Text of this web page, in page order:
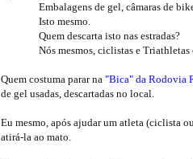
Embalagens de gel, câmaras de
Isto mesmo.
Quem descarta isto nas estradas?
Nós mesmos, ciclistas e Triathletas
Quem costuma parar na "Bica" da Rodovia
de gel usadas, descartadas no local.
Eu mesmo, após ajudar um atleta (ciclista
atirá-la ao mato.